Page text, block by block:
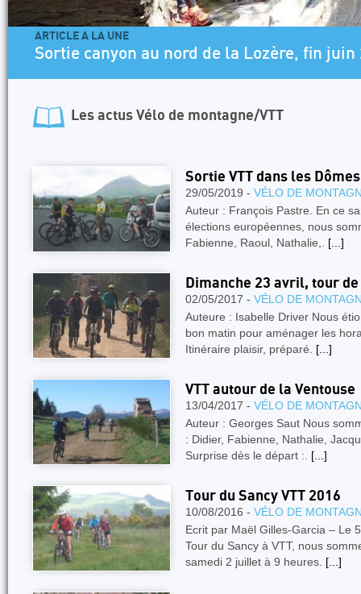
ARTICLE A LA UNE
Sortie canyon au nord de la Lozère, fin juin
Les actus Vélo de montagne/VTT
Sortie VTT dans les
29/05/2019 - VÉLO DE
Auteur : François Pastre. En ce
élections européennes, nous
Fabienne, Raoul, Nathalie,. [...]
Dimanche 23 avril, tour
02/05/2017 - VÉLO DE
Auteure : Isabelle Driver Nous
bon matin pour aménager les
Itinéraire plaisir, préparé. [...]
VTT autour de la Ventouse
13/04/2017 - VÉLO DE
Auteur : Georges Saut Nous
: Didier, Fabienne, Nathalie,
Surprise dès le départ :. [...]
Tour du Sancy VTT 2016
10/08/2016 - VÉLO DE
Ecrit par Maël Gilles-Garcia – Le
Tour du Sancy à VTT, nous
samedi 2 juillet à 9 heures. [...]